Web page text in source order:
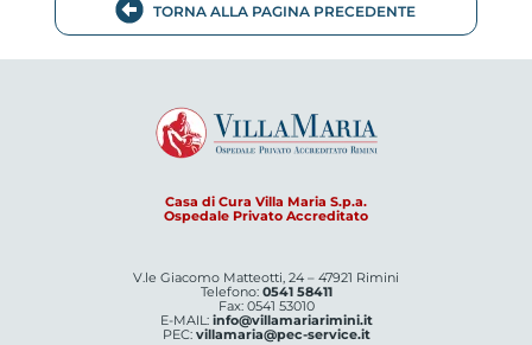
TORNA ALLA PAGINA PRECEDENTE
Casa di Cura Villa Maria S.p.a.
Ospedale Privato Accreditato
V.le Giacomo Matteotti, 24 – 47921 Rimini
Telefono: 0541 58411
Fax: 0541 53010
E-MAIL: info@villamariarimini.it
PEC: villamaria@pec-service.it